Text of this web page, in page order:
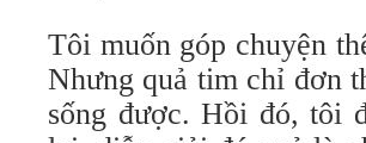
Tôi muốn góp chuyện
Nhưng quả tim chỉ đơn
sống được. Hồi đó, tôi